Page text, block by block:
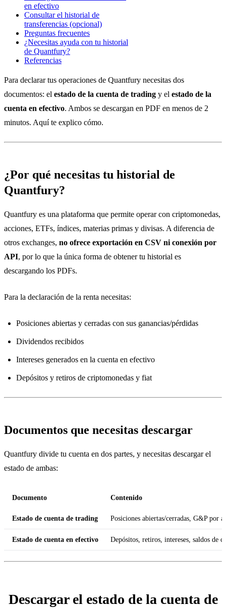
en efectivo
Consultar el historial de
transferencias (opcional)
Preguntas frecuentes
¿Necesitas ayuda con tu historial
de Quantfury?
Referencias
Para declarar tus operaciones de Quantfury necesitas dos
documentos: el estado de la cuenta de trading y el estado de la
cuenta en efectivo. Ambos se descargan en PDF en menos de 2
minutos. Aquí te explico cómo.
¿Por qué necesitas tu historial de
Quantfury?
Quantfury es una plataforma que permite operar con criptomonedas,
acciones, ETFs, índices, materias primas y divisas. A diferencia de
otros exchanges, no ofrece exportación en CSV ni conexión por
API, por lo que la única forma de obtener tu historial es
descargando los PDFs.
Para la declaración de la renta necesitas:
Posiciones abiertas y cerradas con sus ganancias/pérdidas
Dividendos recibidos
Intereses generados en la cuenta en efectivo
Depósitos y retiros de criptomonedas y fiat
Documentos que necesitas descargar
Quantfury divide tu cuenta en dos partes, y necesitas descargar el
estado de ambas:
Documento Contenido
Estado de cuenta de trading Posiciones abiertas/cerradas, G&P por
Estado de cuenta en efectivo Depósitos, retiros, intereses, saldos de
Descargar el estado de la cuenta de